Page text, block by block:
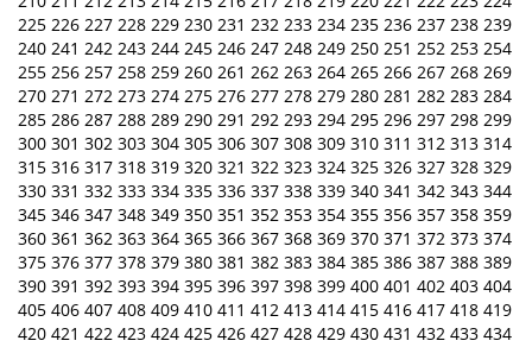
225 226 227 228 229 230 231 232 233 234 235 236 237 238 239
240 241 242 243 244 245 246 247 248 249 250 251 252 253 254
255 256 257 258 259 260 261 262 263 264 265 266 267 268 269
270 271 272 273 274 275 276 277 278 279 280 281 282 283 284
285 286 287 288 289 290 291 292 293 294 295 296 297 298 299
300 301 302 303 304 305 306 307 308 309 310 311 312 313 314
315 316 317 318 319 320 321 322 323 324 325 326 327 328 329
330 331 332 333 334 335 336 337 338 339 340 341 342 343 344
345 346 347 348 349 350 351 352 353 354 355 356 357 358 359
360 361 362 363 364 365 366 367 368 369 370 371 372 373 374
375 376 377 378 379 380 381 382 383 384 385 386 387 388 389
390 391 392 393 394 395 396 397 398 399 400 401 402 403 404
405 406 407 408 409 410 411 412 413 414 415 416 417 418 419
420 421 422 423 424 425 426 427 428 429 430 431 432 433 434